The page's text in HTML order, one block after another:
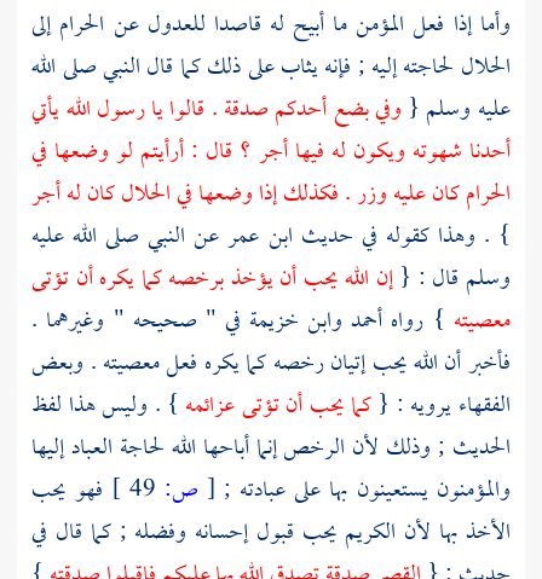
وأما إذا فعل المؤمن ما أبيح له قاصدا للعدول عن الحرام إلى
الحلال لحاجته إليه ; فإنه يثاب على ذلك كما قال النبي صلى الله
عليه وسلم { وفي بضع أحدكم صدقة . قالوا يا رسول الله يأتي
أحدنا شهوته ويكون له فيها أجر ؟ قال : أرأيتم لو وضعها في
الحرام كان عليه وزر . فكذلك إذا وضعها في الحلال كان له أجر
} . وهذا كقوله في حديث ابن عمرعن النبي صلى الله عليه
وسلم قال : {إن الله يحب أن يؤخذ برخصه كما يكره أن تؤتى
معصيته } رواه أحمد وابن خزيمة في " صحيحه " وغيرهما .
فأخبر أن الله يحب إتيان رخصه كما يكره فعل معصيته . وبعض
الفقهاء يرويه : {كما يحب أن تؤتى عزائمه } . وليس هذا لفظ
الحديث ; وذلك لأن الرخص إنما أباحها الله لحاجة العباد إليها
والمؤمنون يستعينون بها على عبادته ; [ ص:
فهو يحب
الأخذ بها لأن الكريم يحب قبول إحسانه وفضله ; كما قال في